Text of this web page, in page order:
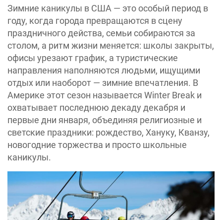
Зимние каникулы в США — это особый период в
году, когда города превращаются в сцену
праздничного действа, семьи собираются за
столом, а ритм жизни меняется: школы закрыты,
офисы урезают график, а туристические
направления наполняются людьми, ищущими
отдых или наоборот — зимние впечатления. В
Америке этот сезон называется Winter Break и
охватывает последнюю декаду декабря и
первые дни января, объединяя религиозные и
светские праздники: рождество, Хануку, Кванзу,
новогодние торжества и просто школьные
каникулы.